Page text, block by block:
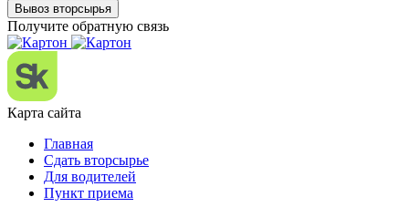
Вывоз вторсырья
Получите обратную связь
Карта сайта
Главная
Сдать вторсырье
Для водителей
Пункт приема